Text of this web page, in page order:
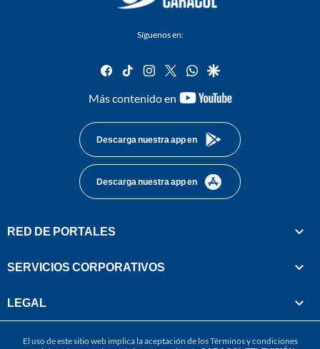
Síguenos en:
facebook
tiktok instagram
twitterwhatsapp
google
Más contenido en
youtube-
Descarga nuestra app en
Descarga nuestra app en
RED DE PORTALES
SERVICIOS CORPORATIVOS
LEGAL
El uso de este sitio web implica la aceptación de losTérminos y condiciones